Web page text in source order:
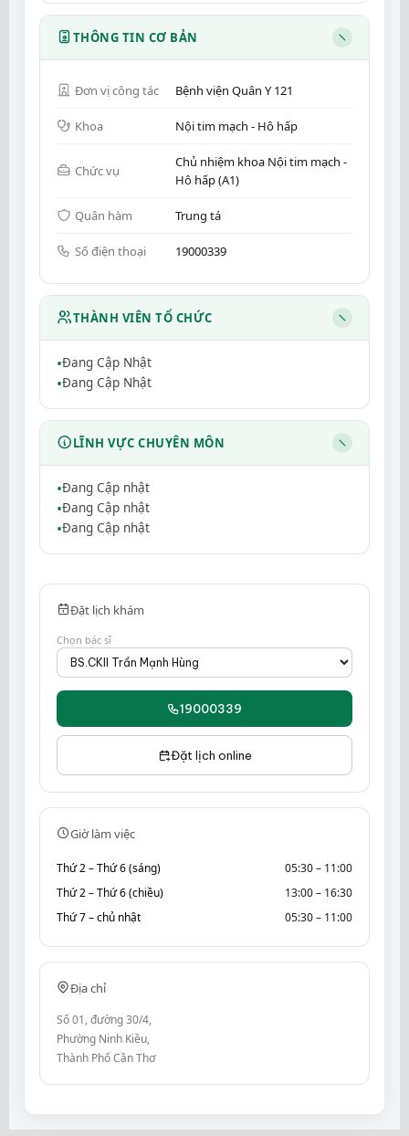
THÔNG TIN CƠ BẢN
Đơn vị công tác Bệnh viện Quân Y 121
Khoa Nội tim mạch - Hô hấp
Chức vụ
Chủ nhiệm khoa Nội tim mạch -
Hô hấp (A1)
Quân hàm Trung tá
Số điện thoại 19000339
THÀNH VIÊN TỔ CHỨC
Đang Cập Nhật
Đang Cập Nhật
LĨNH VỰC CHUYÊN MÔN
Đang Cập nhật
Đang Cập nhật
Đang Cập nhật
Đặt lịch khám
Chọn bác sĩ
19000339
Đặt lịch online
Giờ làm việc
Thứ 2 – Thứ 6 (sáng)
05:30 – 11:00
Thứ 2 – Thứ 6 (chiều)
13:00 – 16:30
Thứ 7 – chủ nhật
05:30 – 11:00
Địa chỉ
Số 01, đường 30/4,
Phường Ninh Kiều,
Thành Phố Cần Thơ